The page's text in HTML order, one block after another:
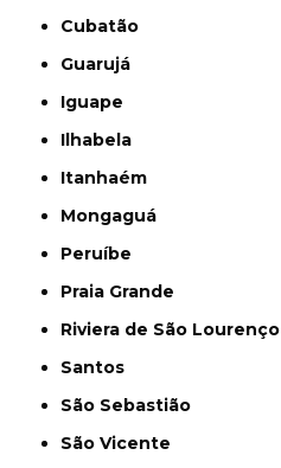
Cubatão
Guarujá
Iguape
Ilhabela
Itanhaém
Mongaguá
Peruíbe
Praia Grande
Riviera de São Lourenço
Santos
São Sebastião
São Vicente